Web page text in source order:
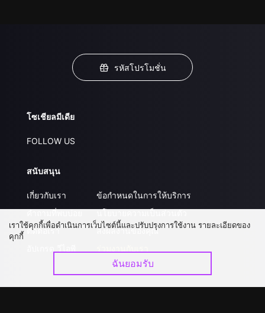
รหัสโปรโมชั่น
โซเชียลมีเดีย
FOLLOW US
สนับสนุน
เกี่ยวกับเรา
ติดต่อเรา
ข้อกำหนดในการให้บริการ
ส่งผลงานของคุณ
เราใช้คุกกี้เพื่อดำเนินการเว็บไซต์นี้และปรับปรุงการใช้งาน รายละเอียดของ
คุกกี้
ฉันยอมรับ